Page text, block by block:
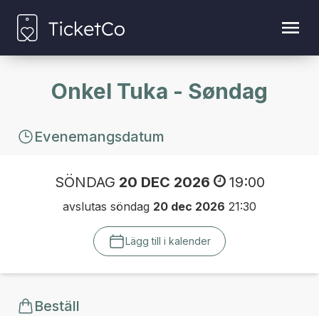
Onkel Tuka - Søndag
Evenemangsdatum
SÖNDAG 20 DEC 2026 19:00
avslutas söndag 20 dec 2026 21:30
Lägg till i kalender
Beställ